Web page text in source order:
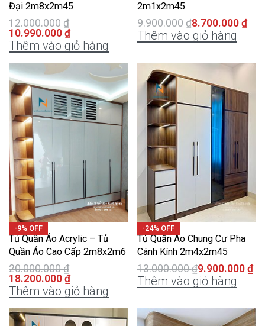
Đại 2m8x2m45
12.000.000₫
10.990.000 ₫
Thêm vào giỏ hàng
2m1x2m45
9.900.000₫8.700.000 ₫
Thêm vào giỏ hàng
-9% OFF
Tủ Quần Áo Acrylic – Tủ
Quần Áo Cao Cấp 2m8x2m6
20.000.000₫
18.200.000 ₫
Thêm vào giỏ hàng
-24% OFF
Tủ Quần Áo Chung Cư Pha
Cánh Kính 2m4x2m45
13.000.000₫9.900.000 ₫
Thêm vào giỏ hàng